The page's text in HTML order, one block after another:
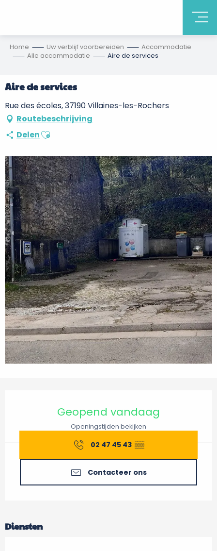
Home Uw verblijf voorbereiden
Accommodatie
Alle accommodatie
Aire de services
Aire de services
Rue des écoles, 37190 Villaines-les-Rochers
Routebeschrijving
DelenAjouter aux favoris
Geopend vandaag
Openingstijden bekijken
02 47 45 43 ▒▒
Contacteer ons
Diensten